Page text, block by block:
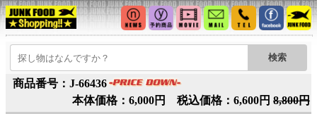
商品番号：J-66436
本体価格：6,000円 税込価格：6,600円 8,800円